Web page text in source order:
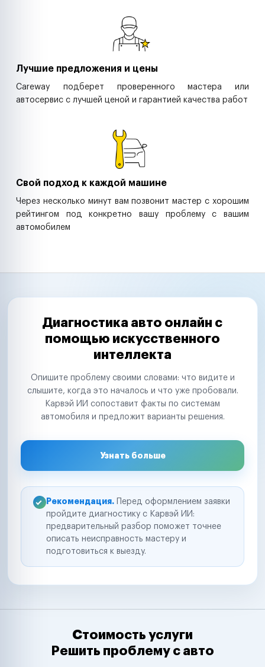
Лучшие предложения и цены
Careway подберет проверенного мастера или
автосервис с лучшей ценой и гарантией качества работ
Свой подход к каждой машине
Через несколько минут вам позвонит мастер с хорошим
рейтингом под конкретно вашу проблему с вашим
автомобилем
Диагностика авто онлайн с
помощью искусственного
интеллекта
Опишите проблему своими словами: что видите и
слышите, когда это началось и что уже пробовали.
Карвэй ИИ сопоставит факты по системам
автомобиля и предложит варианты решения.
Узнать больше
Рекомендация. Перед оформлением заявки
пройдите диагностику с Карвэй ИИ:
предварительный разбор поможет точнее
описать неисправность мастеру и
подготовиться к выезду.
Стоимость услуги
Решить проблему с авто